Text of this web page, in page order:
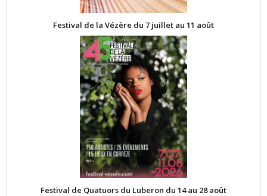
Festival de la Vézère du 7 juillet au 11 août
Festival de Quatuors du Luberon du 14 au 28 août